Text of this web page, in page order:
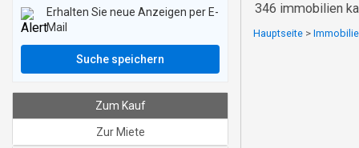
346 immobilien
Hauptseite >
Erhalten Sie neue Anzeigen per E-
Mail
Suche speichern
Zum Kauf
Zur Miete